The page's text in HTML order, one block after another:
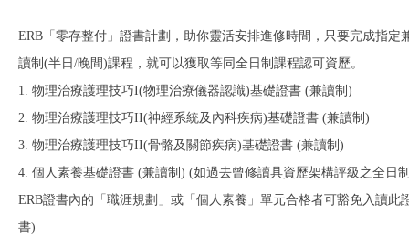
ERB「零存整付」證書計劃，助你靈活安排進修時間，只要完成指定
讀制(半日/晚間)課程，就可以獲取等同全日制課程認可資歷。
1. 物理治療護理技巧I(物理治療儀器認識)基礎證書 (兼讀制)
2. 物理治療護理技巧II(神經系統及內科疾病)基礎證書 (兼讀制)
3. 物理治療護理技巧II(骨骼及關節疾病)基礎證書 (兼讀制)
4. 個人素養基礎證書 (兼讀制) (如過去曾修讀具資歷架構評級之全日
ERB證書內的「職涯規劃」或「個人素養」單元合格者可豁免入讀此
書)